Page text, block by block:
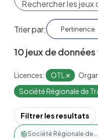
Trier par
10 jeux de
Licences: OTL
Société Régionale de
Filtrer les resultats
Société Régionale de...